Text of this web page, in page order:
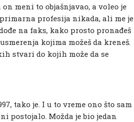
meni to objašnjavao, a voleo je
profesija nikada, ali me je
na faks, kako prosto pronađeš
kojima možeš da kreneš.
stvari do kojih može da se
tako je. I u to vreme ono što sam
postojalo. Možda je bio jedan